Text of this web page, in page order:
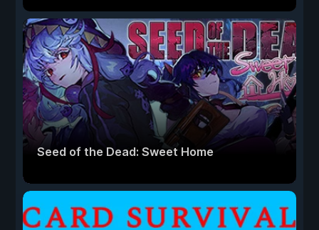
Seed of the Dead: Sweet Home